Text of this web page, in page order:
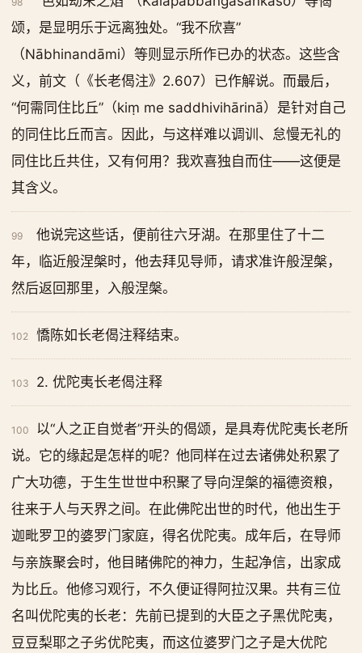
颂，是显明乐于远离独处。“我不欣喜”
（Nābhinandāmi）等则显示所作已办的状态。这些含
义，前文（《长老偈注》2.607）已作解说。而最后，
“何需同住比丘”（kiṃ me saddhivihārinā）是针对自己
的同住比丘而言。因此，与这样难以调训、怠慢无礼的
同住比丘共住，又有何用？我欢喜独自而住——这便是
其含义。
99
他说完这些话，便前往六牙湖。在那里住了十二
年，临近般涅槃时，他去拜见导师，请求准许般涅槃，
然后返回那里，入般涅槃。
102 憍陈如长老偈注释结束。
103 2. 优陀夷长老偈注释
100
以“人之正自觉者”开头的偈颂，是具寿优陀夷长老所
说。它的缘起是怎样的呢？他同样在过去诸佛处积累了
广大功德，于生生世世中积聚了导向涅槃的福德资粮，
往来于人与天界之间。在此佛陀出世的时代，他出生于
迦毗罗卫的婆罗门家庭，得名优陀夷。成年后，在导师
与亲族聚会时，他目睹佛陀的神力，生起净信，出家成
为比丘。他修习观行，不久便证得阿拉汉果。共有三位
名叫优陀夷的长老：先前已提到的大臣之子黑优陀夷，
豆豆梨耶之子劣优陀夷，而这位婆罗门之子是大优陀